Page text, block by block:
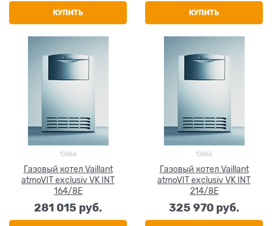
КУПИТЬ КУПИТЬ
13864
Газовый котел Vaillant
atmoVIT exclusiv VK INT
164/8E
281 015 руб.
13865
Газовый котел Vaillant
atmoVIT exclusiv VK INT
214/8E
325 970 руб.